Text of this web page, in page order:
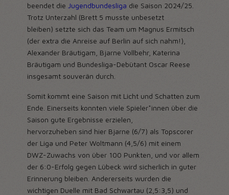
beendet die Jugendbundesliga die Saison 2024/25.
Trotz Unterzahl (Brett 5 musste unbesetzt
bleiben) setzte sich das Team um Magnus Ermitsch
(der extra die Anreise auf Berlin auf sich nahm!),
Alexander Bräutigam, Bjarne Vollbehr, Katerina
Bräutigam und Bundesliga-Debütant Oscar Reese
insgesamt souverän durch.
Somit kommt eine Saison mit Licht und Schatten zum
Ende. Einerseits konnten viele Spieler*innen über die
Saison gute Ergebnisse erzielen,
hervorzuheben sind hier Bjarne (6/7) als Topscorer
der Liga und Peter Woltmann (4,5/6) mit einem
DWZ-Zuwachs von über 100 Punkten, und vor allem
der 6:0-Erfolg gegen Lübeck wird sicherlich in guter
Erinnerung bleiben. Andererseits wurden die
wichtigen Duelle mit Bad Schwartau (2,5:3,5) und